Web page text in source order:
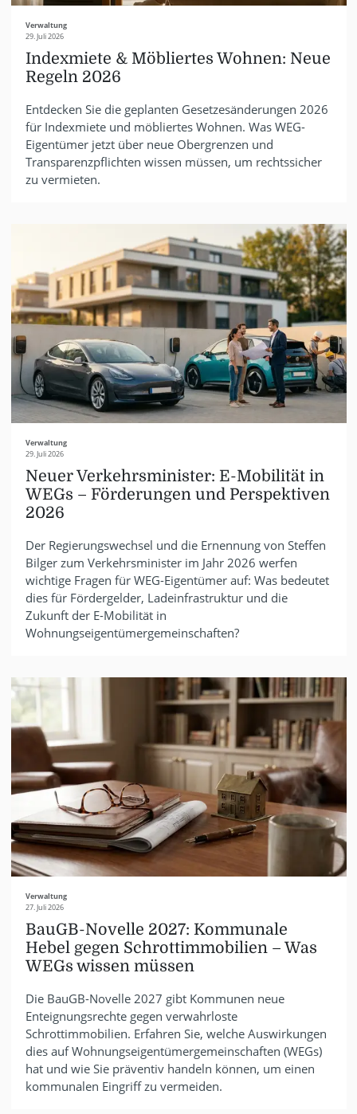
Verwaltung
29. Juli 2026
Indexmiete & Möbliertes Wohnen: Neue
Regeln 2026
Entdecken Sie die geplanten Gesetzesänderungen 2026
für Indexmiete und möbliertes Wohnen. Was WEG-
Eigentümer jetzt über neue Obergrenzen und
Transparenzpflichten wissen müssen, um rechtssicher
zu vermieten.
Verwaltung
29. Juli 2026
Neuer Verkehrsminister: E-Mobilität in
WEGs – Förderungen und Perspektiven
2026
Der Regierungswechsel und die Ernennung von Steffen
Bilger zum Verkehrsminister im Jahr 2026 werfen
wichtige Fragen für WEG-Eigentümer auf: Was bedeutet
dies für Fördergelder, Ladeinfrastruktur und die
Zukunft der E-Mobilität in
Wohnungseigentümergemeinschaften?
Verwaltung
27. Juli 2026
BauGB-Novelle 2027: Kommunale
Hebel gegen Schrottimmobilien – Was
WEGs wissen müssen
Die BauGB-Novelle 2027 gibt Kommunen neue
Enteignungsrechte gegen verwahrloste
Schrottimmobilien. Erfahren Sie, welche Auswirkungen
dies auf Wohnungseigentümergemeinschaften (WEGs)
hat und wie Sie präventiv handeln können, um einen
kommunalen Eingriff zu vermeiden.